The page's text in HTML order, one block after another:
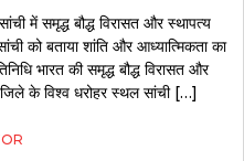
समृद्ध बौद्ध विरासत और स्थापत्य
को बताया शांति और आध्यात्मिकता का
भारत की समृद्ध बौद्ध विरासत और
के विश्व धरोहर स्थल सांची […]